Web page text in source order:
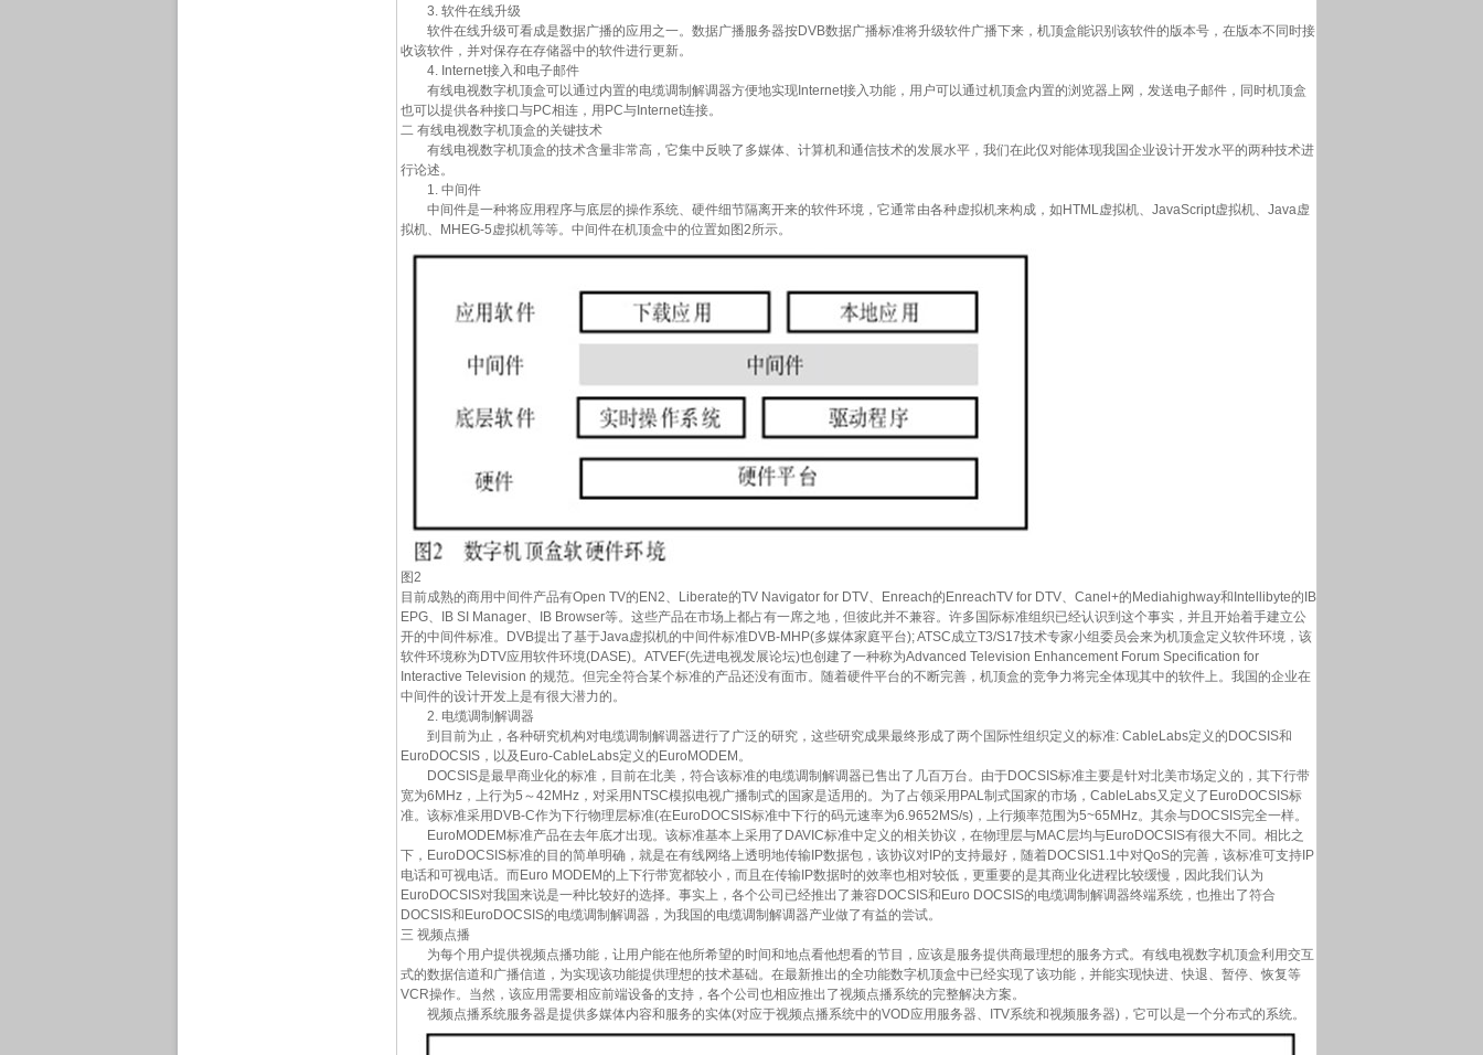
3. 软件在线升级
软件在线升级可看成是数据广播的应用之一。数据广播服务器按DVB数据广播标准将升级软件广播下来，机顶盒能识别该软件的版本号，在版本不同时接
收该软件，并对保存在存储器中的软件进行更新。
4. Internet接入和电子邮件
有线电视数字机顶盒可以通过内置的电缆调制解调器方便地实现Internet接入功能，用户可以通过机顶盒内置的浏览器上网，发送电子邮件，同时机顶盒
也可以提供各种接口与PC相连，用PC与Internet连接。
二 有线电视数字机顶盒的关键技术
有线电视数字机顶盒的技术含量非常高，它集中反映了多媒体、计算机和通信技术的发展水平，我们在此仅对能体现我国企业设计开发水平的两种技术进
行论述。
1. 中间件
中间件是一种将应用程序与底层的操作系统、硬件细节隔离开来的软件环境，它通常由各种虚拟机来构成，如HTML虚拟机、JavaScript虚拟机、Java虚
拟机、MHEG-5虚拟机等等。中间件在机顶盒中的位置如图2所示。
图2
目前成熟的商用中间件产品有Open TV的EN2、Liberate的TV Navigator for DTV、Enreach的EnreachTV for DTV、Canel+的Mediahighway和Intellibyte的IB
EPG、IB SI Manager、IB Browser等。这些产品在市场上都占有一席之地，但彼此并不兼容。许多国际标准组织已经认识到这个事实，并且开始着手建立公
开的中间件标准。DVB提出了基于Java虚拟机的中间件标准DVB-MHP(多媒体家庭平台); ATSC成立T3/S17技术专家小组委员会来为机顶盒定义软件环境，该
软件环境称为DTV应用软件环境(DASE)。ATVEF(先进电视发展论坛)也创建了一种称为Advanced Television Enhancement Forum Specification for
Interactive Television 的规范。但完全符合某个标准的产品还没有面市。随着硬件平台的不断完善，机顶盒的竞争力将完全体现其中的软件上。我国的企业在
中间件的设计开发上是有很大潜力的。
2. 电缆调制解调器
到目前为止，各种研究机构对电缆调制解调器进行了广泛的研究，这些研究成果最终形成了两个国际性组织定义的标准: CableLabs定义的DOCSIS和
EuroDOCSIS，以及Euro-CableLabs定义的EuroMODEM。
DOCSIS是最早商业化的标准，目前在北美，符合该标准的电缆调制解调器已售出了几百万台。由于DOCSIS标准主要是针对北美市场定义的，其下行带
宽为6MHz，上行为5～42MHz，对采用NTSC模拟电视广播制式的国家是适用的。为了占领采用PAL制式国家的市场，CableLabs又定义了EuroDOCSIS标
准。该标准采用DVB-C作为下行物理层标准(在EuroDOCSIS标准中下行的码元速率为6.9652MS/s)，上行频率范围为5~65MHz。其余与DOCSIS完全一样。
EuroMODEM标准产品在去年底才出现。该标准基本上采用了DAVIC标准中定义的相关协议，在物理层与MAC层均与EuroDOCSIS有很大不同。相比之
下，EuroDOCSIS标准的目的简单明确，就是在有线网络上透明地传输IP数据包，该协议对IP的支持最好，随着DOCSIS1.1中对QoS的完善，该标准可支持IP
电话和可视电话。而Euro MODEM的上下行带宽都较小，而且在传输IP数据时的效率也相对较低，更重要的是其商业化进程比较缓慢，因此我们认为
EuroDOCSIS对我国来说是一种比较好的选择。事实上，各个公司已经推出了兼容DOCSIS和Euro DOCSIS的电缆调制解调器终端系统，也推出了符合
DOCSIS和EuroDOCSIS的电缆调制解调器，为我国的电缆调制解调器产业做了有益的尝试。
三 视频点播
为每个用户提供视频点播功能，让用户能在他所希望的时间和地点看他想看的节目，应该是服务提供商最理想的服务方式。有线电视数字机顶盒利用交互
式的数据信道和广播信道，为实现该功能提供理想的技术基础。在最新推出的全功能数字机顶盒中已经实现了该功能，并能实现快进、快退、暂停、恢复等
VCR操作。当然，该应用需要相应前端设备的支持，各个公司也相应推出了视频点播系统的完整解决方案。
视频点播系统服务器是提供多媒体内容和服务的实体(对应于视频点播系统中的VOD应用服务器、ITV系统和视频服务器)，它可以是一个分布式的系统。